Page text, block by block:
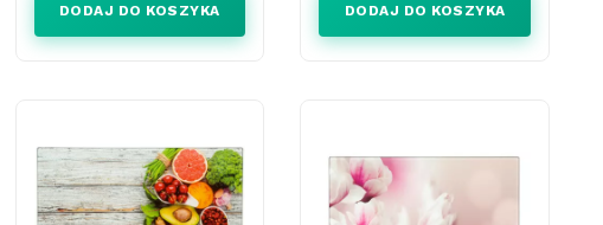
DODAJ DO KOSZYKA DODAJ DO KOSZYKA